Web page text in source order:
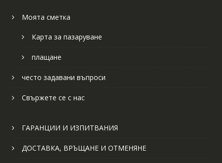
Моята сметка
Карта за пазаруване
плащане
често задавани въпроси
Свържете се с нас
ГАРАНЦИИ И ИЗПИТВАНИЯ
ДОСТАВКА, ВРЪЩАНЕ И ОТМЕНЯНЕ